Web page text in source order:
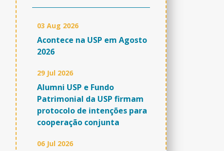
03 Aug 2026
Acontece na USP em Agosto
2026
29 Jul 2026
Alumni USP e Fundo
Patrimonial da USP firmam
protocolo de intenções para
cooperação conjunta
06 Jul 2026